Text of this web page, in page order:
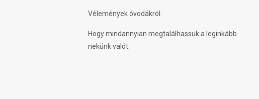
Vélemények óvodákról.
Hogy mindannyian megtalálhassuk a leginkább
nekünk valót.